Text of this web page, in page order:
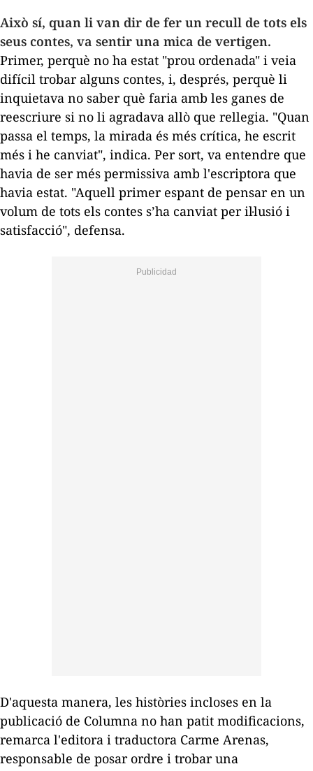
Això sí, quan li van dir de fer un recull de tots els
seus contes, va sentir una mica de vertigen.
Primer, perquè no ha estat "prou ordenada" i veia
difícil trobar alguns contes, i, després, perquè li
inquietava no saber què faria amb les ganes de
reescriure si no li agradava allò que rellegia. "Quan
passa el temps, la mirada és més crítica, he escrit
més i he canviat", indica. Per sort, va entendre que
havia de ser més permissiva amb l'escriptora que
havia estat. "Aquell primer espant de pensar en un
volum de tots els contes s’ha canviat per il·lusió i
satisfacció", defensa.
D'aquesta manera, les històries incloses en la
publicació de Columna no han patit modificacions,
remarca l'editora i traductora Carme Arenas,
responsable de posar ordre i trobar una